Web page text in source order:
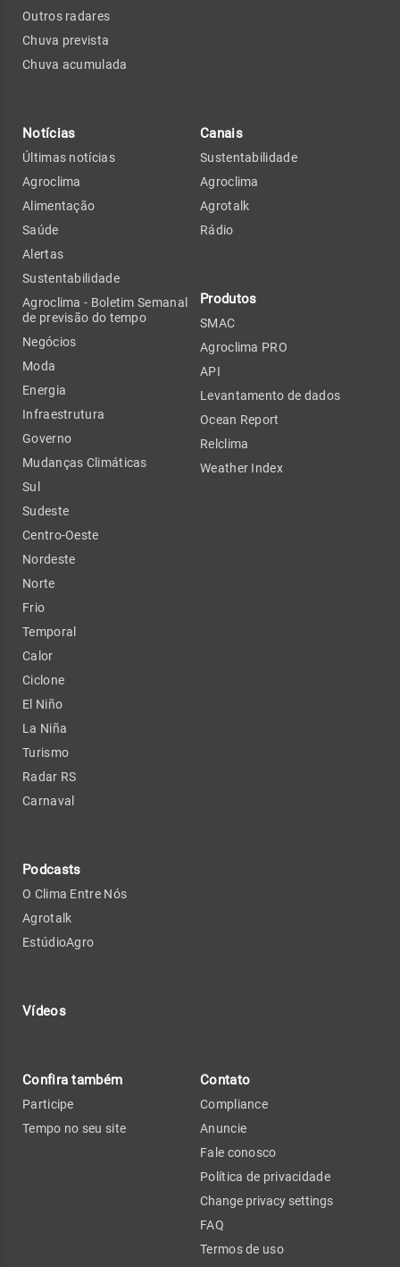
Outros radares
Chuva prevista
Chuva acumulada
Notícias
Últimas notícias
Agroclima
Alimentação
Saúde
Alertas
Sustentabilidade
Agroclima - Boletim Semanal
de previsão do tempo
Negócios
Moda
Energia
Infraestrutura
Governo
Mudanças Climáticas
Sul
Sudeste
Centro-Oeste
Nordeste
Norte
Frio
Temporal
Calor
Ciclone
El Niño
La Niña
Turismo
Radar RS
Carnaval
Podcasts
O Clima Entre Nós
Agrotalk
EstúdioAgro
Vídeos
Canais
Sustentabilidade
Agroclima
Agrotalk
Rádio
Produtos
SMAC
Agroclima PRO
API
Levantamento de dados
Ocean Report
Relclima
Weather Index
Confira também
Participe
Tempo no seu site
Contato
Compliance
Anuncie
Fale conosco
Política de privacidade
Change privacy settings
FAQ
Termos de uso